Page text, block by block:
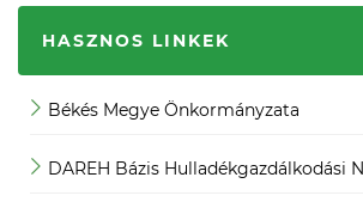
HASZNOS LINKEK
Békés Megye Önkormányzata
DAREH Bázis Hulladékgazdálkodási